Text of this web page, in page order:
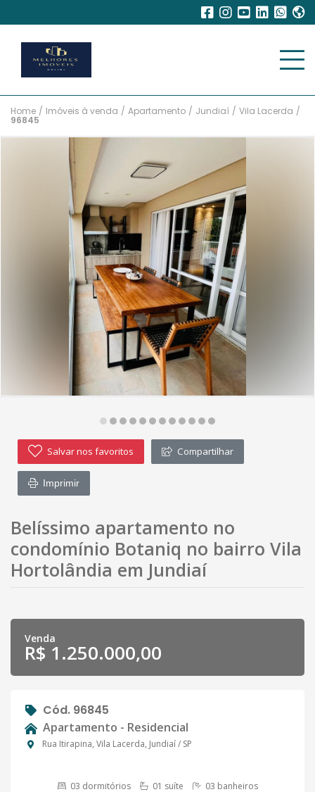
Home / Imóveis à venda / Apartamento / Jundiaí / Vila Lacerda /
96845
Salvar nos favoritos Compartilhar
Imprimir
Belíssimo apartamento no
condomínio Botaniq no bairro Vila
Hortolândia em Jundiaí
Venda
R$ 1.250.000,00
Cód. 96845
Apartamento - Residencial
Rua Itirapina, Vila Lacerda, Jundiaí / SP
03 dormitórios 01 suíte
03 banheiros